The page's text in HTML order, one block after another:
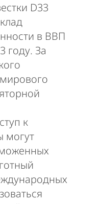
D33
в ВВП
году. За
к
могут